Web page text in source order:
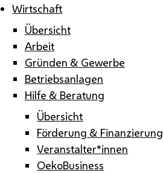
Wirtschaft
Übersicht
Arbeit
Gründen & Gewerbe
Betriebsanlagen
Hilfe & Beratung
Übersicht
Förderung & Finanzierung
Veranstalter*innen
OekoBusiness